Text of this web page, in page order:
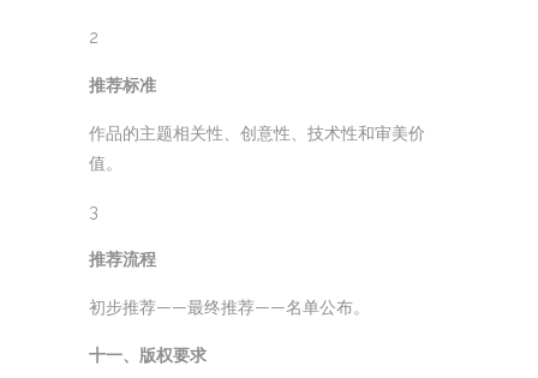
2
推荐标准
作品的主题相关性、创意性、技术性和审美价
值。
3
推荐流程
初步推荐——最终推荐——名单公布。
十一、版权要求